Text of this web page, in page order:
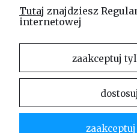
Właścicielem niniejszej witryny internetowej
Jawna. Zabrania się kopiowania i
zgody
Tutaj znajdziesz
internetowej
zaakceptuj